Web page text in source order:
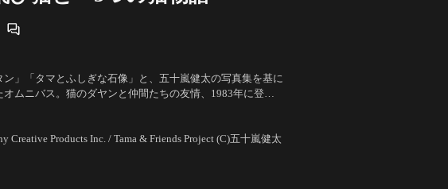
」「タマとふしぎな石像」と、五十嵐健太の写真集を基に
ムニバス。猫のダヤンと仲間たちの友情、1983年に登場
Creative Products Inc. / Tama & Friends Project (C)五十嵐健太